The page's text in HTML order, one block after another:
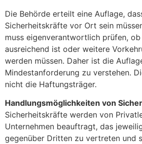
Die Behörde erteilt eine Auflage,
Sicherheitskräfte vor Ort sein
muss eigenverantwortlich prüfen, ob
ausreichend ist oder weitere
werden müssen. Daher ist die
Mindestanforderung zu verstehen.
nicht die Haftungsträger.
Handlungsmöglichkeiten von
Sicherheitskräfte werden von
Unternehmen beauftragt, das
gegenüber Dritten zu vertreten und